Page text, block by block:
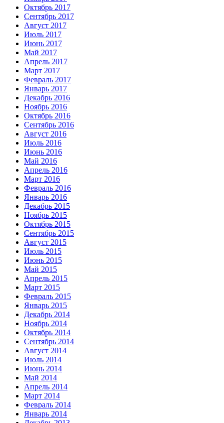
Октябрь 2017
Сентябрь 2017
Август 2017
Июль 2017
Июнь 2017
Май 2017
Апрель 2017
Март 2017
Февраль 2017
Январь 2017
Декабрь 2016
Ноябрь 2016
Октябрь 2016
Сентябрь 2016
Август 2016
Июль 2016
Июнь 2016
Май 2016
Апрель 2016
Март 2016
Февраль 2016
Январь 2016
Декабрь 2015
Ноябрь 2015
Октябрь 2015
Сентябрь 2015
Август 2015
Июль 2015
Июнь 2015
Май 2015
Апрель 2015
Март 2015
Февраль 2015
Январь 2015
Декабрь 2014
Ноябрь 2014
Октябрь 2014
Сентябрь 2014
Август 2014
Июль 2014
Июнь 2014
Май 2014
Апрель 2014
Март 2014
Февраль 2014
Январь 2014